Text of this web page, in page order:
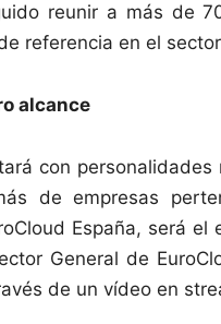
reunir a más de
referencia en el
alcance
con
de empresas
España, será
General de
de un vídeo en